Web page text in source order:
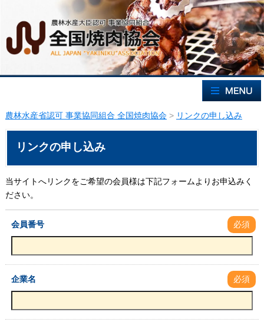
農林水産省認可 事業協同組合 全国焼肉協会 > リンクの申し込み
リンクの申し込み
当サイトへリンクをご希望の会員様は下記フォームよりお申込みく
ださい。
会員番号 必須
企業名 必須